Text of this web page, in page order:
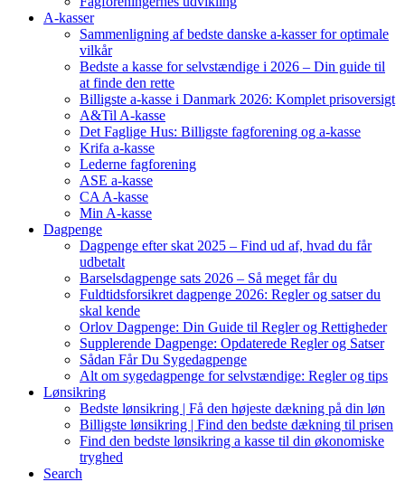
A-kasser
Sammenligning af bedste danske a-kasser for optimale
vilkår
Bedste a kasse for selvstændige i 2026 – Din guide til
at finde den rette
Billigste a-kasse i Danmark 2026: Komplet prisoversigt
A&Til A-kasse
Det Faglige Hus: Billigste fagforening og a-kasse
Krifa a-kasse
Lederne fagforening
ASE a-kasse
CA A-kasse
Min A-kasse
Dagpenge
Dagpenge efter skat 2025 – Find ud af, hvad du får
udbetalt
Barselsdagpenge sats 2026 – Så meget får du
Fuldtidsforsikret dagpenge 2026: Regler og satser du
skal kende
Orlov Dagpenge: Din Guide til Regler og Rettigheder
Supplerende Dagpenge: Opdaterede Regler og Satser
Sådan Får Du Sygedagpenge
Alt om sygedagpenge for selvstændige: Regler og tips
Lønsikring
Bedste lønsikring | Få den højeste dækning på din løn
Billigste lønsikring | Find den bedste dækning til prisen
Find den bedste lønsikring a kasse til din økonomiske
tryghed
Search